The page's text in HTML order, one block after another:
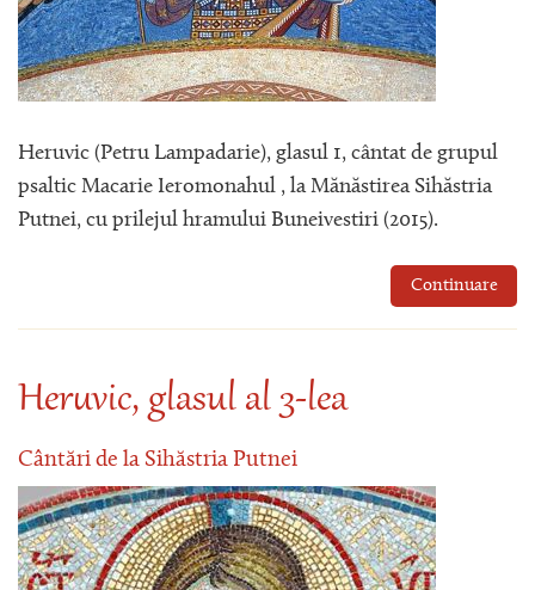
Heruvic (Petru Lampadarie), glasul 1, cântat de grupul
psaltic Macarie Ieromonahul , la Mănăstirea Sihăstria
Putnei, cu prilejul hramului Buneivestiri (2015).
Continuare
Heruvic, glasul al 3-lea
Cântări de la Sihăstria Putnei